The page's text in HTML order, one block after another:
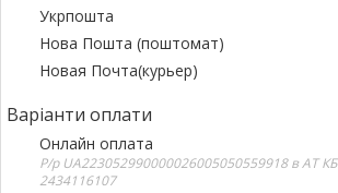
Укрпошта
Нова Пошта (поштомат)
Новая Почта(курьер)
Варіанти оплати
Онлайн оплата
Р/р UA223052990000026005050559918 в АТ
2434116107